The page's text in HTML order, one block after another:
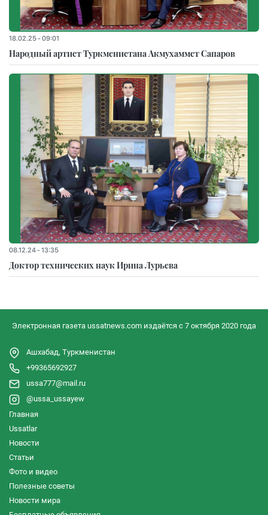
18.02.25 - 09:01
Народный артист Туркменистана Акмухаммет Сапаров
08.12.24 - 13:35
Доктор технических наук Ирина Лурьева
Электронная газета ussatnews.com издаётся с 7 октября 2020 года
Ашхабад, Туркменистан
+99365692927
ussa777@mail.ru
@ussa_ussayew
Главная
Ussatlar
Новости
Статьи
Фото и видео
Полезные советы
Новости мира